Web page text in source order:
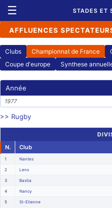
☰ STADES ET
AFFLUENCES
Clubs Championnat de France
Coupe d'europe
Synthese
Année
1977
>> Rugby
N.
Club
1 Nantes
2 Lens
3 Bastia
4 Nancy
5 St-Etienne